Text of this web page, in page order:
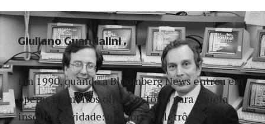
Em 1990, quando a Bloomberg News entrou em
operação, muitos olhavam torto para aquela
insólita novidade: um ‘jornal eletrônico’
Giuliano Guandalini